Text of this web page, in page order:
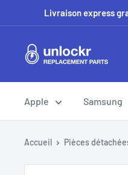
au
contenu
Livraison express
Unlockr
Parts
Apple Samsung
Accueil Pièces